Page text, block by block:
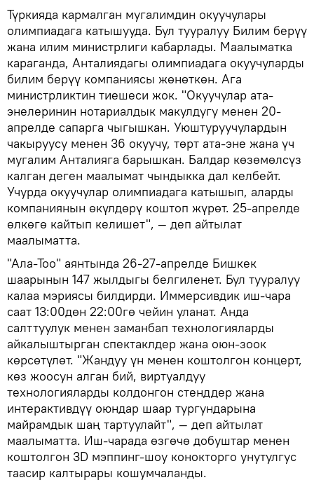
Түркияда кармалган мугалимдин окуучулары
олимпиадага катышууда. Бул тууралуу Билим берүү
жана илим министрлиги кабарлады. Маалыматка
караганда, Анталиядагы олимпиадага окуучуларды
билим берүү компаниясы жөнөткөн. Ага
министрликтин тиешеси жок. "Окуучулар ата-
энелеринин нотариалдык макулдугу менен 20-
апрелде сапарга чыгышкан. Уюштуруучулардын
чакыруусу менен 36 окуучу, төрт ата-эне жана үч
мугалим Анталияга барышкан. Балдар көзөмөлсүз
калган деген маалымат чындыкка дал келбейт.
Учурда окуучулар олимпиадага катышып, аларды
компаниянын өкүлдөрү коштоп жүрөт. 25-апрелде
өлкөгө кайтып келишет", — деп айтылат
маалыматта.
"Ала-Тоо" аянтында 26-27-апрелде Бишкек
шаарынын 147 жылдыгы белгиленет. Бул тууралуу
калаа мэриясы билдирди. Иммерсивдик иш-чара
саат 13:00дөн 22:00гө чейин уланат. Анда
салттуулук менен заманбап технологияларды
айкалыштырган спектаклдер жана оюн-зоок
көрсөтүлөт. "Жандуу үн менен коштолгон концерт,
көз жоосун алган бий, виртуалдуу
технологияларды колдонгон стенддер жана
интерактивдүү оюндар шаар тургундарына
майрамдык шаң тартуулайт", — деп айтылат
маалыматта. Иш-чарада өзгөчө добуштар менен
коштолгон 3D мэппинг-шоу конокторго унутулгус
таасир калтырары кошумчаланды.